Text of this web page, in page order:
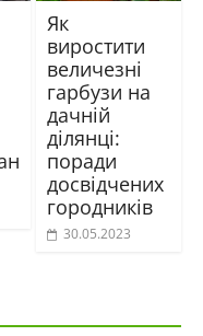
Як
виростити
величезні
гарбузи на
дачній
ділянці:
поради
досвідчених
городників
30.05.2023